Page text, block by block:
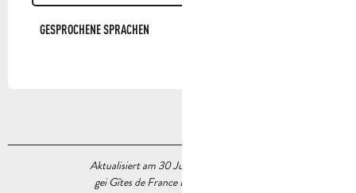
GESPROCHENE SPRACHEN
GESPROCHENE SPRACHEN
Aktualisiert am 30 Juni 2026 Um 10:42
gei Gîtes de France Bouches du Rhône